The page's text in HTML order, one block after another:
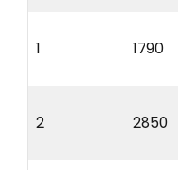
1 1790
2 2850